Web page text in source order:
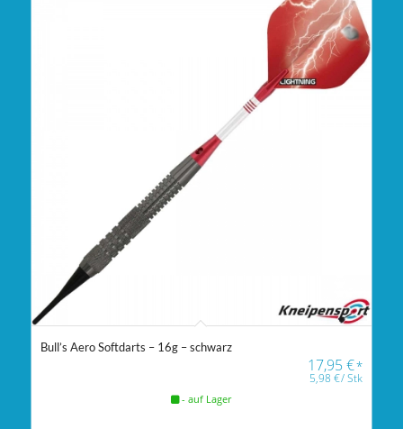
Bull’s Aero Softdarts – 16g – schwarz
17,95€*
5,98€/Stk
- auf Lager